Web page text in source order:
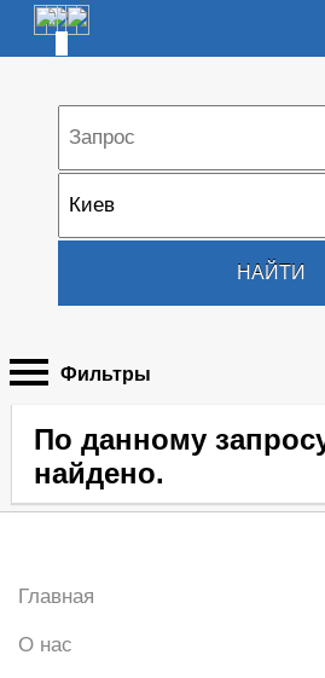
НАЙТИ
Фильтры
По данному
найдено.
Главная
О нас